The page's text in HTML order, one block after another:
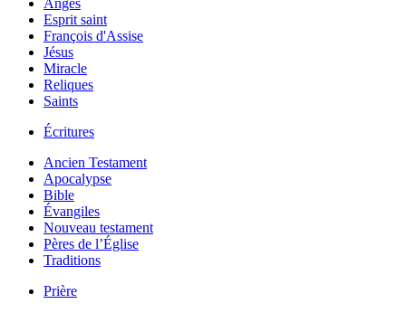
Anges
Esprit saint
François d'Assise
Jésus
Miracle
Reliques
Saints
Écritures
Ancien Testament
Apocalypse
Bible
Évangiles
Nouveau testament
Pères de l’Église
Traditions
Prière